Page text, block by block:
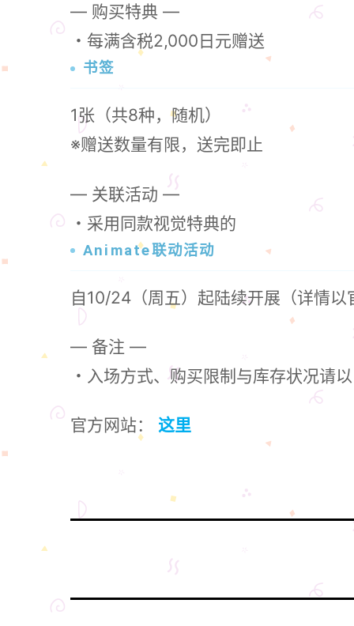
— 购买特典 —
・每满含税2,000日元赠送
书签
1张（共8种，随机）
※赠送数量有限，送完即止
— 关联活动 —
・采用同款视觉特典的
Animate联动活动
自10/24（周五）起陆续开展（详情以
— 备注 —
・入场方式、购买限制与库存状况请
官方网站： 这里